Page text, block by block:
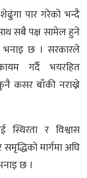
पार गरेको भन्दै
साथ सबै पक्ष सामेल हुने
भनाइ छ । सरकारले
गर्दै भयरहित
कसर बाँकी नराख्ने
र विश्वास
मार्गमा अघि
छ ।